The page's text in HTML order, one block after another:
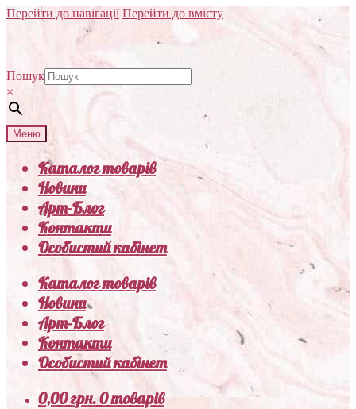
Перейти до навігації Перейти до вмісту
Пошук
×
Меню
Каталог товарів
Новини
Арт-Блог
Контакти
Особистий кабінет
Каталог товарів
Новини
Арт-Блог
Контакти
Особистий кабінет
0,00грн.0 товарів